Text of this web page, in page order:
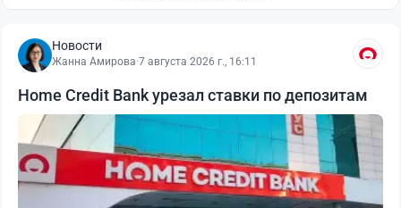
Новости
Жанна Амирова·7 августа 2026 г., 16:11
Home Credit Bank урезал ставки по депозитам